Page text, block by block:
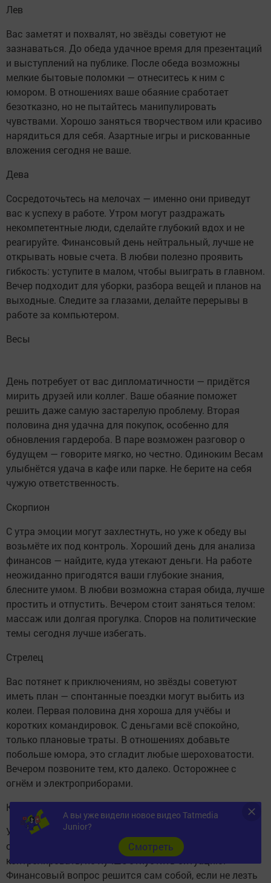
Лев
Вас заметят и похвалят, но звёзды советуют не
зазнаваться. До обеда удачное время для презентаций
и выступлений на публике. После обеда возможны
мелкие бытовые поломки — отнеситесь к ним с
юмором. В отношениях ваше обаяние сработает
безотказно, но не пытайтесь манипулировать
чувствами. Хорошо заняться творчеством или красиво
нарядиться для себя. Азартные игры и рискованные
вложения сегодня не ваше.
Дева
Сосредоточьтесь на мелочах — именно они приведут
вас к успеху в работе. Утром могут раздражать
некомпетентные люди, сделайте глубокий вдох и не
реагируйте. Финансовый день нейтральный, лучше не
открывать новые счета. В любви полезно проявить
гибкость: уступите в малом, чтобы выиграть в главном.
Вечер подходит для уборки, разбора вещей и планов на
выходные. Следите за глазами, делайте перерывы в
работе за компьютером.
Весы
День потребует от вас дипломатичности — придётся
мирить друзей или коллег. Ваше обаяние поможет
решить даже самую застарелую проблему. Вторая
половина дня удачна для покупок, особенно для
обновления гардероба. В паре возможен разговор о
будущем — говорите мягко, но честно. Одиноким Весам
улыбнётся удача в кафе или парке. Не берите на себя
чужую ответственность.
Скорпион
С утра эмоции могут захлестнуть, но уже к обеду вы
возьмёте их под контроль. Хороший день для анализа
финансов — найдите, куда утекают деньги. На работе
неожиданно пригодятся ваши глубокие знания,
блесните умом. В любви возможна старая обида, лучше
простить и отпустить. Вечером стоит заняться телом:
массаж или долгая прогулка. Споров на политические
темы сегодня лучше избегать.
Стрелец
Вас потянет к приключениям, но звёзды советуют
иметь план — спонтанные поездки могут выбить из
колеи. Первая половина дня хороша для учёбы и
коротких командировок. С деньгами всё спокойно,
только плановые траты. В отношениях добавьте
побольше юмора, это сгладит любые шероховатости.
Вечером позвоните тем, кто далеко. Осторожнее с
огнём и электроприборами.
Козерог
Утро лучше посвятить карьере — начальство вас
оценит. После обеда появится желание всё
контролировать, но лучше отпустить ситуацию.
Финансовый вопрос решится сам собой, если не лезть
А вы уже видели новое видео Tatmedia
Junior?
Cмотреть